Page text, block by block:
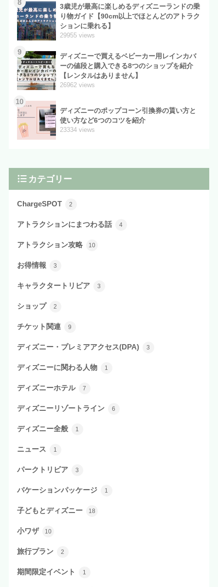
8
3歳児が最高に楽しめるディズニーランドの乗
り物ガイド【90cm以上でほとんどのアトラク
ションに乗れる】
29955 views
9
ディズニーで買えるベビーカー用レインカバ
ーの値段と購入できる8つのショップを紹介
【レンタルはありません】
26962 views
10
ディズニーのポップコーン引換券の貰い方と
使い方など6つのコツを紹介
23334 views
カテゴリー
ChargeSPOT 2
アトラクションにまつわる話 4
アトラクション攻略 10
お得情報 3
キャラクタートリビア 3
ショップ 2
チケット関連 9
ディズニー・プレミアアクセス(DPA) 3
ディズニーに関わる人物 1
ディズニーホテル 7
ディズニーリゾートライン 6
ディズニー全般 1
ニュース 1
パークトリビア 3
バケーションパッケージ 1
子どもとディズニー 18
小ワザ 10
旅行プラン 2
期間限定イベント 1